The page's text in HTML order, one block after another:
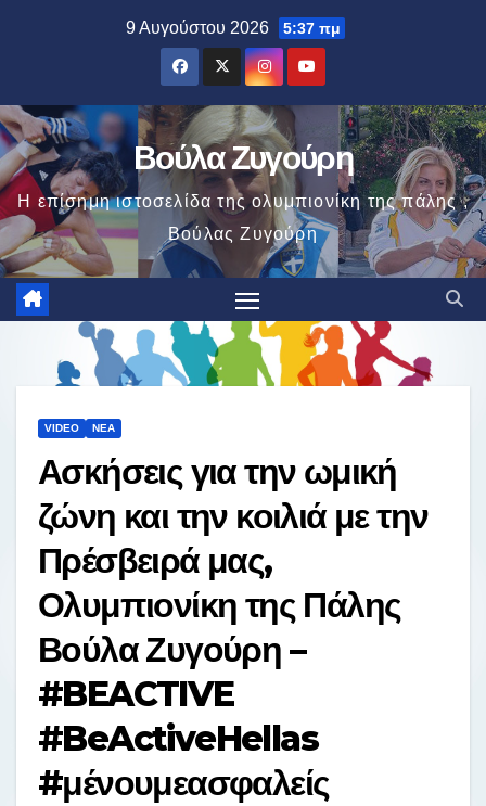
9 Αυγούστου 2026 5:37 πμ
Βούλα Ζυγούρη
Η επίσημη ιστοσελίδα της ολυμπιονίκη της πάλης ,
Βούλας Ζυγούρη
VIDEO ΝΈΑ
Ασκήσεις για την ωμική
ζώνη και την κοιλιά με την
Πρέσβειρά μας,
Ολυμπιονίκη της Πάλης
Βούλα Ζυγούρη –
#BEACTIVE
#BeActiveHellas
#μένουμεασφαλείς